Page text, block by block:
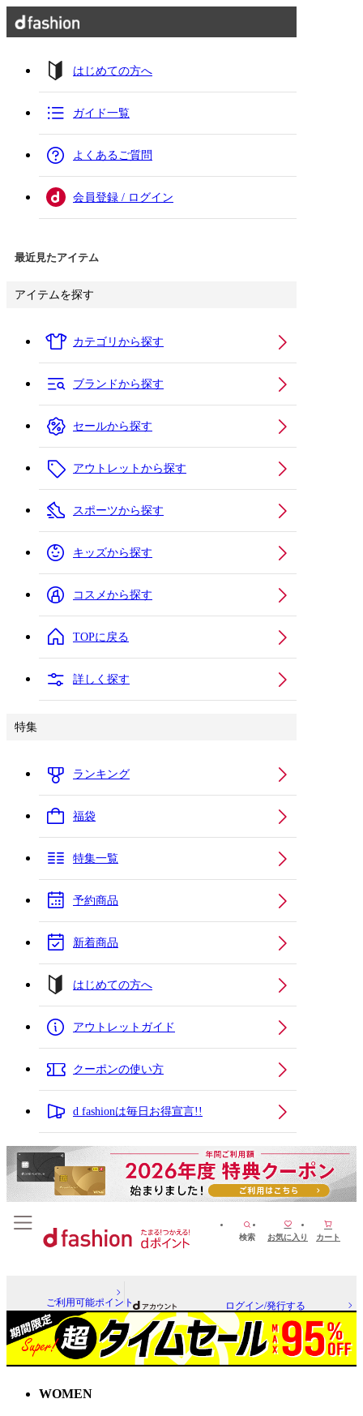
はじめての方へ
ガイド一覧
よくあるご質問
会員登録 / ログイン
最近見たアイテム
アイテムを探す
カテゴリから探す
ブランドから探す
セールから探す
アウトレットから探す
スポーツから探す
キッズから探す
コスメから探す
TOPに戻る
詳しく探す
特集
ランキング
福袋
特集一覧
予約商品
新着商品
はじめての方へ
アウトレットガイド
クーポンの使い方
d fashionは毎日お得宣言!!
検索 お気に入り カート
ご利用可能ポイント ログイン/発行する
WOMEN